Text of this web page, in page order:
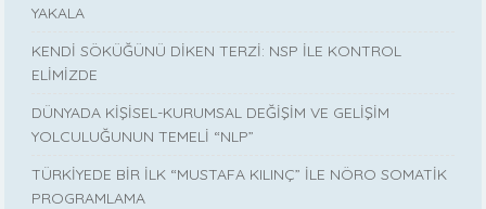
YAKALA
KENDİ SÖKÜĞÜNÜ DİKEN TERZİ: NSP İLE KONTROL
ELİMİZDE
DÜNYADA KİŞİSEL-KURUMSAL DEĞİŞİM VE GELİŞİM
YOLCULUĞUNUN TEMELİ “NLP”
TÜRKİYEDE BİR İLK “MUSTAFA KILINÇ” İLE NÖRO SOMATİK
PROGRAMLAMA